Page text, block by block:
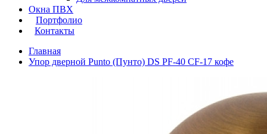
Окна ПВХ
Портфолио
Контакты
Главная
Упор дверной Punto (Пунто) DS PF-40 CF-17 кофе